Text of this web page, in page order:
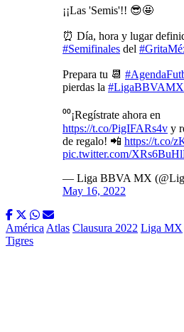
¡¡Las 'Semis'!! 😎🤩
⏰ Día, hora y lugar
#Semifinales del
Prepara tu 📆
pierdas la #LigaBBVAMX
⁰⁰¡Regístrate ahora en
https://t.co/PigIFARs4v y
de regalo! 📲 https://t.co/
pic.twitter.com/
— Liga BBVA MX
May 16, 2022
América Atlas Clausura 2022 Liga MX
Tigres